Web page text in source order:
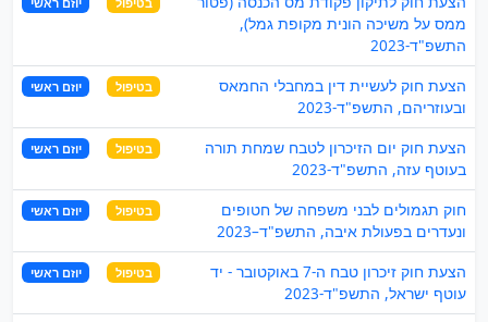
ממס על משיכה הונית מקופת גמל),
התשפ"ד-2023
הצעת חוק לעשיית דין במחבלי החמאס
ובעוזריהם, התשפ"ד-2023
בטיפול יוזם ראשי
הצעת חוק יום הזיכרון לטבח שמחת תורה
בעוטף עזה, התשפ"ד-2023
בטיפול יוזם ראשי
חוק תגמולים לבני משפחה של חטופים
ונעדרים בפעולת איבה, התשפ"ד–2023
בטיפול יוזם ראשי
הצעת חוק זיכרון טבח ה-7 באוקטובר - יד
עוטף ישראל, התשפ"ד-2023
בטיפול יוזם ראשי